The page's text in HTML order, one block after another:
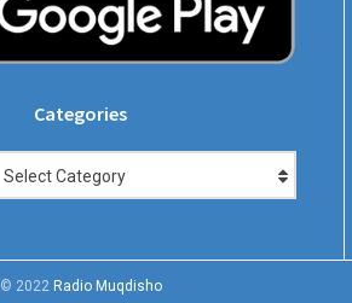
Categories
Select Category
© 2022 Radio Muqdisho